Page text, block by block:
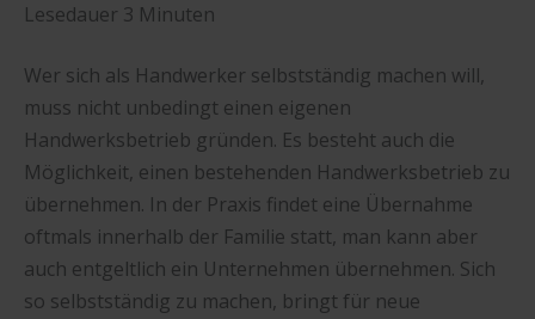
Lesedauer 3 Minuten
Wer sich als Handwerker selbstständig machen will,
muss nicht unbedingt einen eigenen
Handwerksbetrieb gründen. Es besteht auch die
Möglichkeit, einen bestehenden Handwerksbetrieb zu
übernehmen. In der Praxis findet eine Übernahme
oftmals innerhalb der Familie statt, man kann aber
auch entgeltlich ein Unternehmen übernehmen. Sich
so selbstständig zu machen, bringt für neue